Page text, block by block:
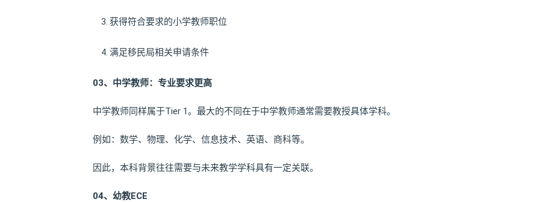
获得符合要求的小学教师职位
满足移民局相关申请条件
03、 中学教师：专业要求更高
中学教师同样属于Tier 1。最大的不同在于中学教师通常需要教授具体学科。
例如：数学、物理、化学、信息技术、英语、商科等。
因此，本科背景往往需要与未来教学学科具有一定关联。
04、 幼教ECE